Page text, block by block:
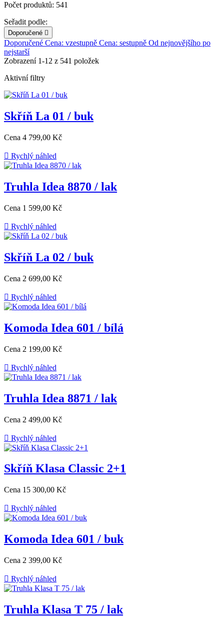
Počet produktů: 541
Seřadit podle:
Doporučené 
Doporučené Cena: vzestupně Cena: sestupně Od nejnovějšího po
nejstarší
Zobrazení 1-12 z 541 položek
Aktivní filtry
Skříň La 01 / buk
Cena 4 799,00 Kč
 Rychlý náhled
Truhla Idea 8870 / lak
Cena 1 599,00 Kč
 Rychlý náhled
Skříň La 02 / buk
Cena 2 699,00 Kč
 Rychlý náhled
Komoda Idea 601 / bílá
Cena 2 199,00 Kč
 Rychlý náhled
Truhla Idea 8871 / lak
Cena 2 499,00 Kč
 Rychlý náhled
Skříň Klasa Classic 2+1
Cena 15 300,00 Kč
 Rychlý náhled
Komoda Idea 601 / buk
Cena 2 399,00 Kč
 Rychlý náhled
Truhla Klasa T 75 / lak